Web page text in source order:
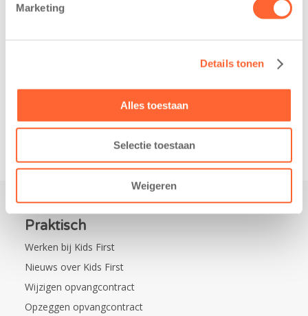
Marketing
Details tonen
Alles toestaan
Selectie toestaan
Weigeren
voor de Kids First
kregen een…
realisatie van een
nieuw
kindcentrum in
Leeuwarden Zuid.
Na…
Praktisch
Werken bij Kids First
Nieuws over Kids First
Wijzigen opvangcontract
Opzeggen opvangcontract